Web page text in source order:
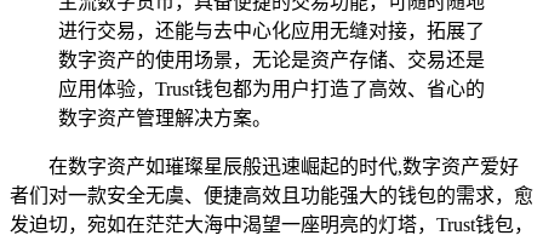
进行交易，还能与去中心化应用无缝对接，拓展了
数字资产的使用场景，无论是资产存储、交易还是
应用体验，Trust钱包都为用户打造了高效、省心的
数字资产管理解决方案。
在数字资产如璀璨星辰般迅速崛起的时代,数字资产爱好
者们对一款安全无虞、便捷高效且功能强大的钱包的需求，愈
发迫切，宛如在茫茫大海中渴望一座明亮的灯塔，Trust钱包，